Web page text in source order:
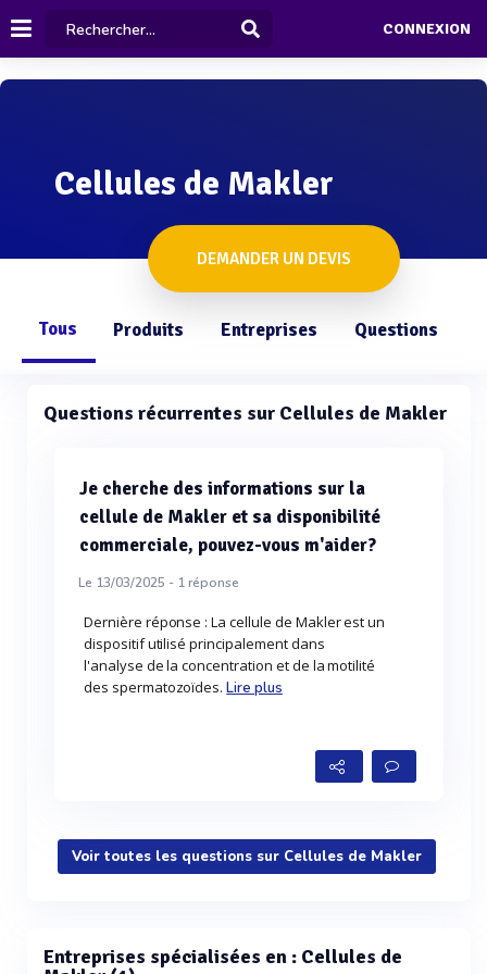
CONNEXION
Cellules de Makler
DEMANDER UN DEVIS
Tous Produits Entreprises Questions
Questions récurrentes sur Cellules de Makler
Je cherche des informations sur la
cellule de Makler et sa disponibilité
commerciale, pouvez-vous m'aider?
Le 13/03/2025 - 1réponse
Dernière réponse : La cellule de Makler est un
dispositif utilisé principalement dans
l'analyse de la concentration et de la motilité
des spermatozoïdes.Lire plus
Voir toutes les questions sur Cellules de Makler
Entreprises spécialisées en : Cellules de